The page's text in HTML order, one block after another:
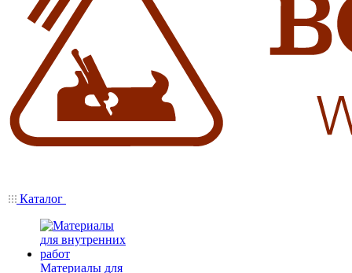
Каталог
Материалы для